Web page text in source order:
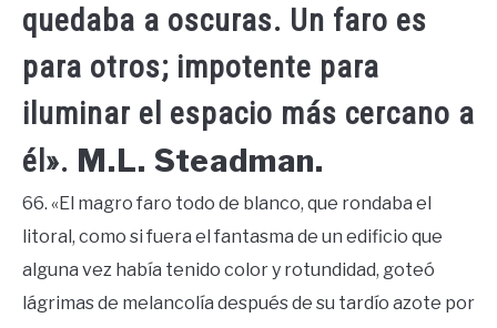
quedaba a oscuras. Un faro es
para otros; impotente para
iluminar el espacio más cercano a
él». M.L. Steadman.
66. «El magro faro todo de blanco, que rondaba el
litoral, como si fuera el fantasma de un edificio que
alguna vez había tenido color y rotundidad, goteó
lágrimas de melancolía después de su tardío azote por